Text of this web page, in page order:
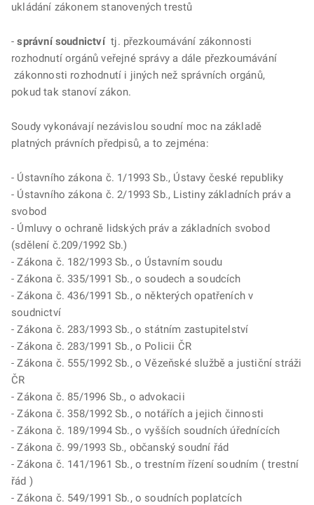
ukládání zákonem stanovených trestů
-správní soudnictvítj. přezkoumávání zákonnosti
rozhodnutí orgánů veřejné správy a dále přezkoumávání
zákonnosti rozhodnutí i jiných než správních orgánů,
pokud tak stanoví zákon.
Soudy vykonávají nezávislou soudní moc na základě
platných právních předpisů, a to zejména:
- Ústavního zákona č. 1/1993 Sb., Ústavy české republiky
- Ústavního zákona č. 2/1993 Sb., Listiny základních práv a
svobod
- Úmluvy o ochraně lidských práv a základních svobod
(sdělení č.209/1992 Sb.)
- Zákona č. 182/1993 Sb., o Ústavním soudu
- Zákona č. 335/1991 Sb., o soudech a soudcích
- Zákona č. 436/1991 Sb., o některých opatřeních v
soudnictví
- Zákona č. 283/1993 Sb., o státním zastupitelství
- Zákona č. 283/1991 Sb., o Policii ČR
- Zákona č. 555/1992 Sb., o Vězeňské službě a justiční stráži
ČR
- Zákona č. 85/1996 Sb., o advokacii
- Zákona č. 358/1992 Sb., o notářích a jejich činnosti
- Zákona č. 189/1994 Sb., o vyšších soudních úřednících
- Zákona č. 99/1993 Sb., občanský soudní řád
- Zákona č. 141/1961 Sb., o trestním řízení soudním ( trestní
řád )
- Zákona č. 549/1991 Sb., o soudních poplatcích